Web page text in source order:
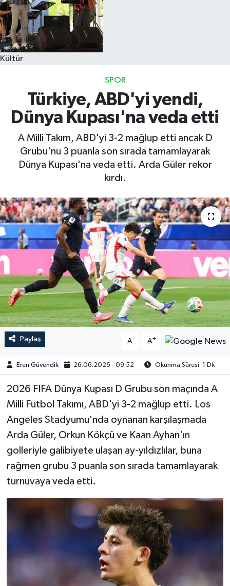
Kültür
SPOR
Türkiye, ABD'yi yendi,
Dünya Kupası'na veda etti
A Milli Takım, ABD'yi 3-2 mağlup etti ancak D
Grubu'nu 3 puanla son sırada tamamlayarak
Dünya Kupası'na veda etti. Arda Güler rekor
kırdı.
Paylaş A- A+
Eren Güvendik 26.06.2026 - 09:52 Okunma Süresi: 1 Dk
2026 FIFA Dünya Kupası D Grubu son maçında A
Milli Futbol Takımı, ABD'yi 3-2 mağlup etti. Los
Angeles Stadyumu'nda oynanan karşılaşmada
Arda Güler, Orkun Kökçü ve Kaan Ayhan'ın
golleriyle galibiyete ulaşan ay-yıldızlılar, buna
rağmen grubu 3 puanla son sırada tamamlayarak
turnuvaya veda etti.